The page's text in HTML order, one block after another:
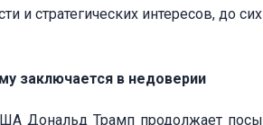
и стратегических интересов, до
заключается в недоверии
Дональд Трамп продолжает